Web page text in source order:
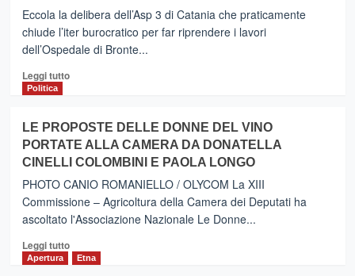
decreto
per
l’affidamento
della
campagna
Eccola la delibera dell’Asp 3 di Catania che praticamente
chiude l’iter burocratico per far riprendere i lavori
dell’Ospedale di Bronte...
Leggi tuttoLeggi
BRONTE
–
Ospedale,
Asp
dice
ok
alla
dei
lavori
Politica
LE PROPOSTE DELLE DONNE DEL VINO
PORTATE ALLA CAMERA DA DONATELLA
CINELLI COLOMBINI E PAOLA LONGO
PHOTO CANIO ROMANIELLO / OLYCOM La XIII
Commissione – Agricoltura della Camera dei Deputati ha
ascoltato l'Associazione Nazionale Le Donne...
Leggi tuttoLeggi
Apertura Etna